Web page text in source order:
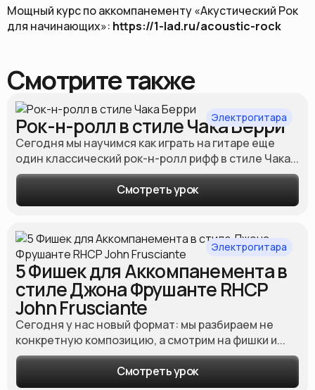
Мощный курс по аккомпанементу «Акустический Рок
для начинающих»: https://1-lad.ru/acoustic-rock
Смотрите также
Электрогитара
Рок-н-ролл в стиле Чака Берри
Сегодня мы научимся как играть на гитаре еще
один классический рок-н-ролл рифф в стиле Чака...
Смотреть урок
Электрогитара
5 Фишек для Аккомпанемента в
стиле Джона Фрушанте RHCP
John Frusciante
Сегодня у нас новый формат: мы разбираем не
конкретную композицию, а смотрим на фишки и...
Смотреть урок